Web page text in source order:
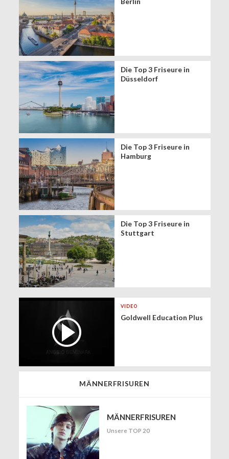
Die Top 3 Friseure in
Düsseldorf
Die Top 3 Friseure in
Hamburg
Die Top 3 Friseure in
Stuttgart
VIDEO
Goldwell Education Plus
MÄNNERFRISUREN
MÄNNERFRISUREN
Unsere TOP 20